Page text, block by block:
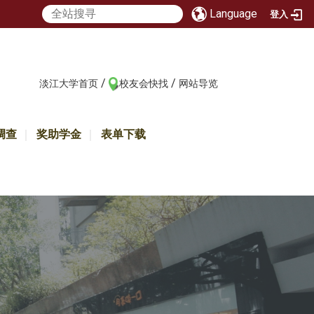
Language 登入
淡江大学首页 / 校友会快找 / 网站导览
查 奖助学金 表单下载